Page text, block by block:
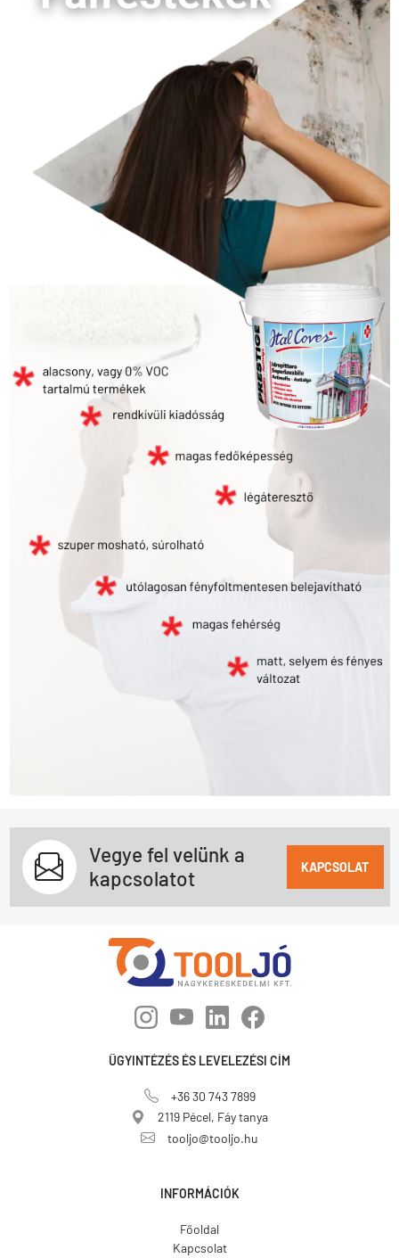
Vegye fel velünk a
kapcsolatot
KAPCSOLAT
ÜGYINTÉZÉS ÉS LEVELEZÉSI CÍM
+36 30 743 7899
2119 Pécel, Fáy tanya
tooljo@tooljo.hu
INFORMÁCIÓK
Főoldal
Kapcsolat